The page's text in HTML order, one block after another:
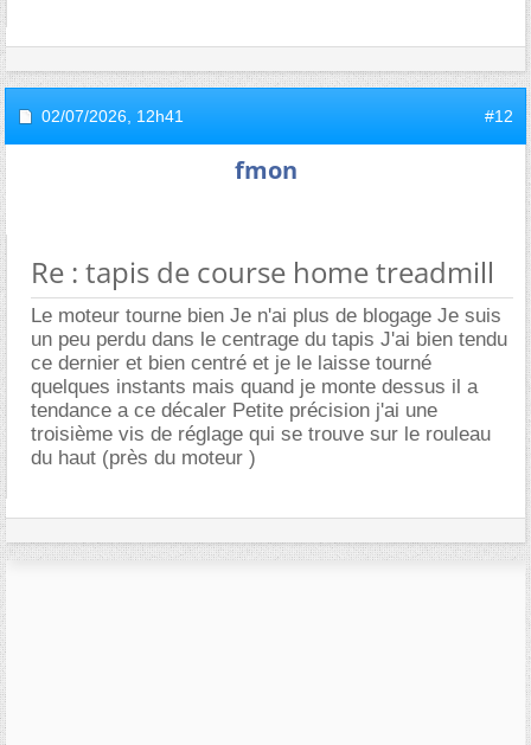
02/07/2026, 12h41 #12
fmon
Re : tapis de course home treadmill
Le moteur tourne bien Je n'ai plus de blogage Je suis
un peu perdu dans le centrage du tapis J'ai bien tendu
ce dernier et bien centré et je le laisse tourné
quelques instants mais quand je monte dessus il a
tendance a ce décaler Petite précision j'ai une
troisième vis de réglage qui se trouve sur le rouleau
du haut (près du moteur )